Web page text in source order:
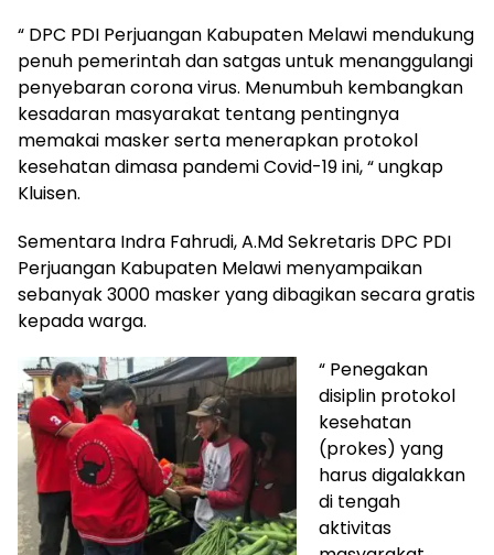
“ DPC PDI Perjuangan Kabupaten Melawi mendukung
penuh pemerintah dan satgas untuk menanggulangi
penyebaran corona virus. Menumbuh kembangkan
kesadaran masyarakat tentang pentingnya
memakai masker serta menerapkan protokol
kesehatan dimasa pandemi Covid-19 ini, “ ungkap
Kluisen.
Sementara Indra Fahrudi, A.Md Sekretaris DPC PDI
Perjuangan Kabupaten Melawi menyampaikan
sebanyak 3000 masker yang dibagikan secara gratis
kepada warga.
“ Penegakan
disiplin protokol
kesehatan
(prokes) yang
harus digalakkan
di tengah
aktivitas